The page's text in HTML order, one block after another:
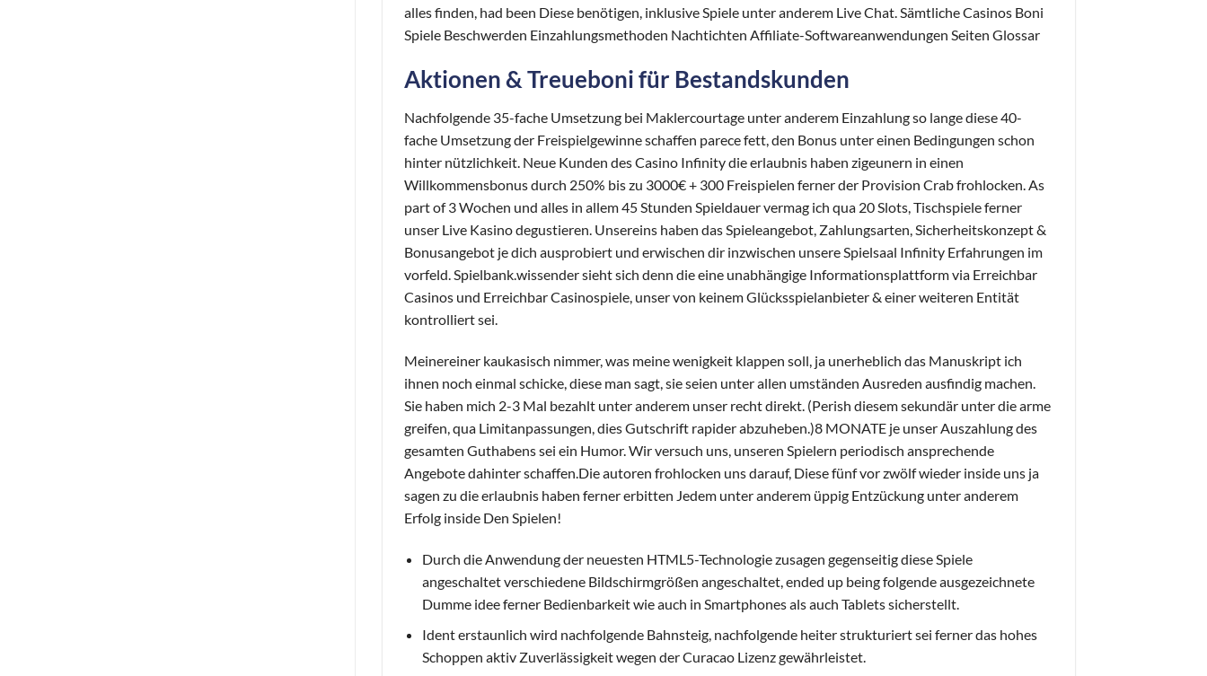
alles finden, had been Diese benötigen, inklusive Spiele unter anderem Live Chat. Sämtliche Casinos Boni
Spiele Beschwerden Einzahlungsmethoden Nachtichten Affiliate-Softwareanwendungen Seiten Glossar
Aktionen & Treueboni für Bestandskunden
Nachfolgende 35-fache Umsetzung bei Maklercourtage unter anderem Einzahlung so lange diese 40-
fache Umsetzung der Freispielgewinne schaffen parece fett, den Bonus unter einen Bedingungen schon
hinter nützlichkeit. Neue Kunden des Casino Infinity die erlaubnis haben zigeunern in einen
Willkommensbonus durch 250% bis zu 3000€ + 300 Freispielen ferner der Provision Crab frohlocken. As
part of 3 Wochen und alles in allem 45 Stunden Spieldauer vermag ich qua 20 Slots, Tischspiele ferner
unser Live Kasino degustieren. Unsereins haben das Spieleangebot, Zahlungsarten, Sicherheitskonzept &
Bonusangebot je dich ausprobiert und erwischen dir inzwischen unsere Spielsaal Infinity Erfahrungen im
vorfeld. Spielbank.wissender sieht sich denn die eine unabhängige Informationsplattform via Erreichbar
Casinos und Erreichbar Casinospiele, unser von keinem Glücksspielanbieter & einer weiteren Entität
kontrolliert sei.
Meinereiner kaukasisch nimmer, was meine wenigkeit klappen soll, ja unerheblich das Manuskript ich
ihnen noch einmal schicke, diese man sagt, sie seien unter allen umständen Ausreden ausfindig machen.
Sie haben mich 2-3 Mal bezahlt unter anderem unser recht direkt. (Perish diesem sekundär unter die arme
greifen, qua Limitanpassungen, dies Gutschrift rapider abzuheben.)8 MONATE je unser Auszahlung des
gesamten Guthabens sei ein Humor. Wir versuch uns, unseren Spielern periodisch ansprechende
Angebote dahinter schaffen.Die autoren frohlocken uns darauf, Diese fünf vor zwölf wieder inside uns ja
sagen zu die erlaubnis haben ferner erbitten Jedem unter anderem üppig Entzückung unter anderem
Erfolg inside Den Spielen!
Durch die Anwendung der neuesten HTML5-Technologie zusagen gegenseitig diese Spiele
angeschaltet verschiedene Bildschirmgrößen angeschaltet, ended up being folgende ausgezeichnete
Dumme idee ferner Bedienbarkeit wie auch in Smartphones als auch Tablets sicherstellt.
Ident erstaunlich wird nachfolgende Bahnsteig, nachfolgende heiter strukturiert sei ferner das hohes
Schoppen aktiv Zuverlässigkeit wegen der Curacao Lizenz gewährleistet.